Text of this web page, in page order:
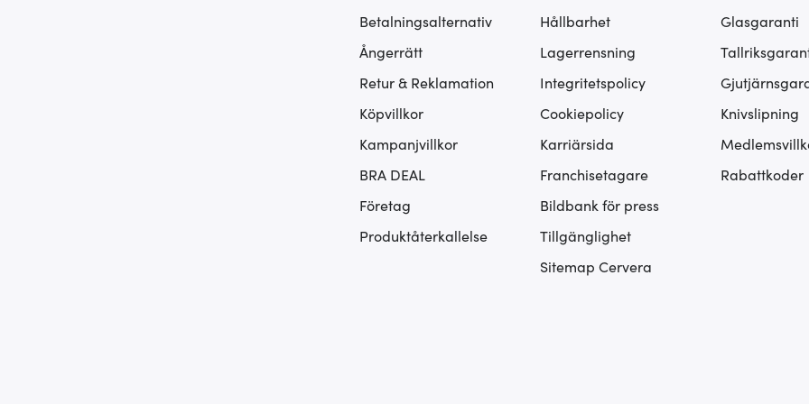
Betalningsalternativ
Ångerrätt
Retur & Reklamation
Köpvillkor
Kampanjvillkor
BRA DEAL
Företag
Produktåterkallelse
Hållbarhet
Lagerrensning
Integritetspolicy
Cookiepolicy
Karriärsida
Franchisetagare
Bildbank för press
Tillgänglighet
Sitemap Cervera
Glasgaranti
Knivslipning
Rabattkoder